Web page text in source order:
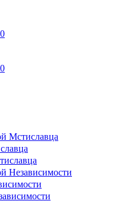
0
0
Мстиславца
Независимости